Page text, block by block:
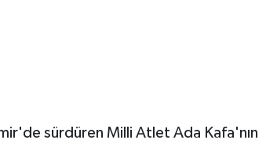
sürdüren Milli Atlet Ada Kafa'nın